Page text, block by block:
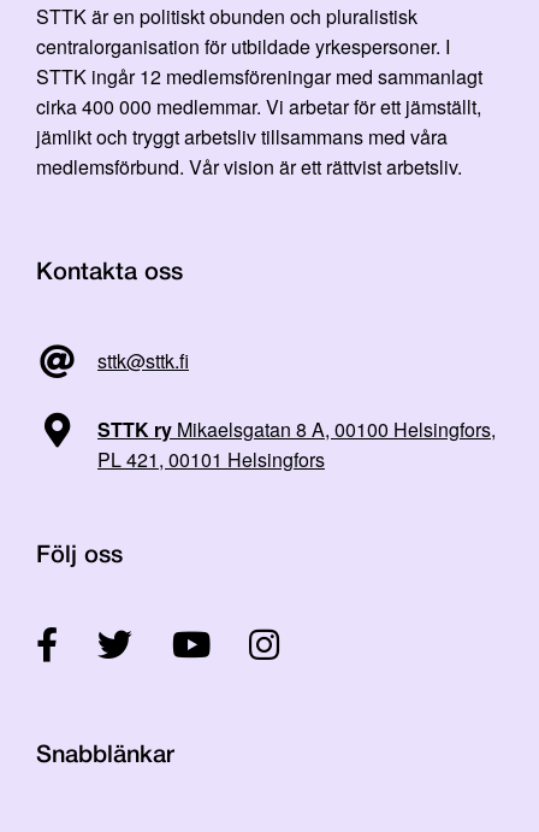
STTK är en politiskt obunden och pluralistisk
centralorganisation för utbildade yrkespersoner. I
STTK ingår 12 medlemsföreningar med sammanlagt
cirka 400 000 medlemmar. Vi arbetar för ett jämställt,
jämlikt och tryggt arbetsliv tillsammans med våra
medlemsförbund. Vår vision är ett rättvist arbetsliv.
Kontakta oss
sttk@sttk.fi
STTK ry Mikaelsgatan 8 A, 00100 Helsingfors,
PL 421, 00101 Helsingfors
Följ oss
Snabblänkar